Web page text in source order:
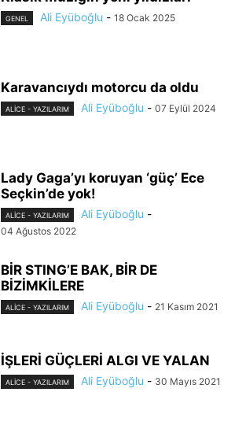
GENEL Ali Eyüboğlu - 18 Ocak 2025
Karavancıydı motorcu da oldu
ALİCE - YAZILARIM Ali Eyüboğlu - 07 Eylül 2024
Lady Gaga’yı koruyan ‘güç’ Ece
Seçkin’de yok!
ALİCE - YAZILARIM Ali Eyüboğlu -
04 Ağustos 2022
BİR STING’E BAK, BİR DE
BİZİMKİLERE
ALİCE - YAZILARIM Ali Eyüboğlu - 21 Kasım 2021
İŞLERİ GÜÇLERİ ALGI VE YALAN
ALİCE - YAZILARIM Ali Eyüboğlu - 30 Mayıs 2021